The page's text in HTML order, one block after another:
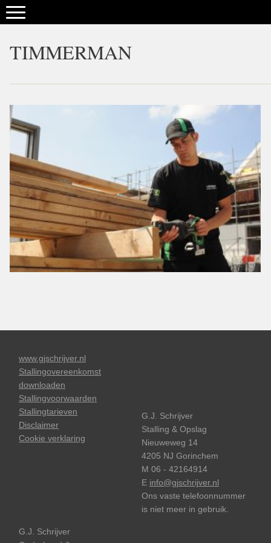
TIMMERMAN
www.gjschrijver.nl
Stallingovereenkomst
downloaden
Stallingvoorwaarden
Stallingtarieven
Disclaimer
Cookie verklaring
G.J. Schrijver
Stalling & Opslag
Nieuweweg 14
4205 NJ Gorinchem
M 06 - 42164914
E info@gjschrijver.nl
Ons vaste telefoonnummer
is niet meer in gebruik.
G.J. Schrijver